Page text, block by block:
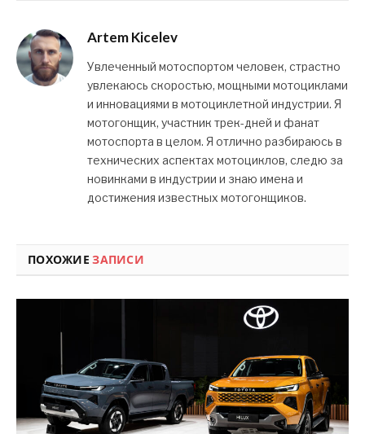
Artem Kicelev
Увлеченный мотоспортом человек, страстно
увлекаюсь скоростью, мощными мотоциклами
и инновациями в мотоциклетной индустрии. Я
мотогонщик, участник трек-дней и фанат
мотоспорта в целом. Я отлично разбираюсь в
технических аспектах мотоциклов, следю за
новинками в индустрии и знаю имена и
достижения известных мотогонщиков.
ПОХОЖИЕЗАПИСИ